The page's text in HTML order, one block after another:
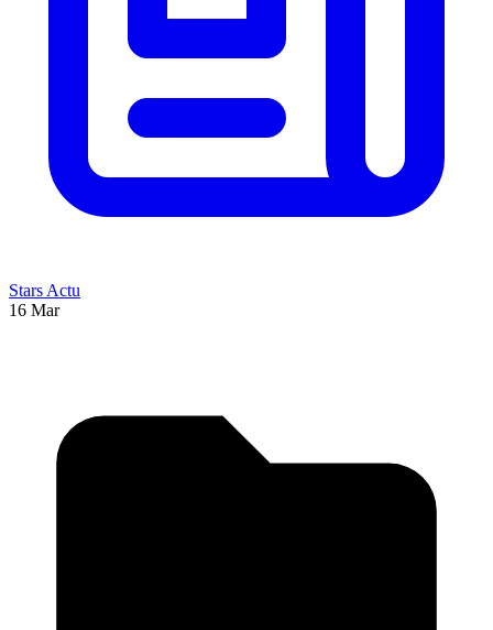
Stars Actu
16 Mar